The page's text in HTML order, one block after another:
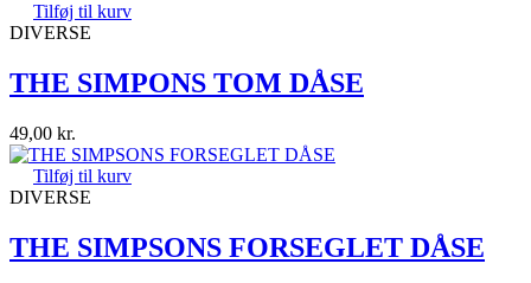
Tilføj til kurv
DIVERSE
THE SIMPONS TOM DÅSE
49,00 kr.
Tilføj til kurv
DIVERSE
THE SIMPSONS FORSEGLET DÅSE